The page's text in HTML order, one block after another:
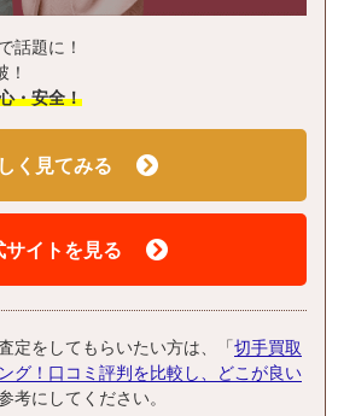
話題に！
！
・安全！
く見てみる
サイトを見る
定をしてもらいたい方は、「 切手買取
グ！口コミ評判を比較し、どこが良い
考にしてください。